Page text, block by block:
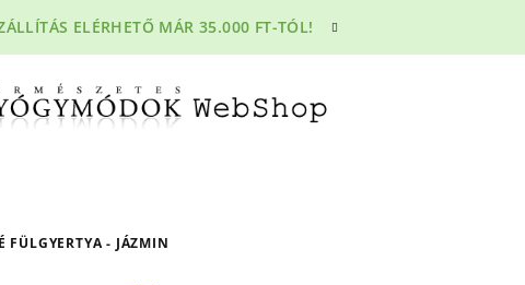
ELÉRHETŐ MÁR 35.000 FT-TÓL!
FÜLGYERTYA - JÁZMIN